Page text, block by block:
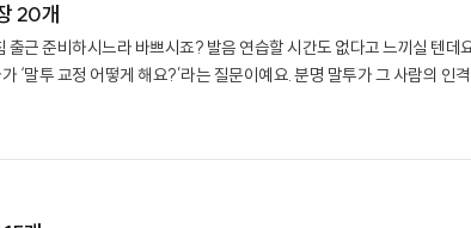
20개
근 준비하시느라 바쁘시죠? 발음 연습할 시간도 없다고 느끼실 텐데
‘말투 교정 어떻게 해요?’라는 질문이예요. 분명 말투가 그 사람의 인